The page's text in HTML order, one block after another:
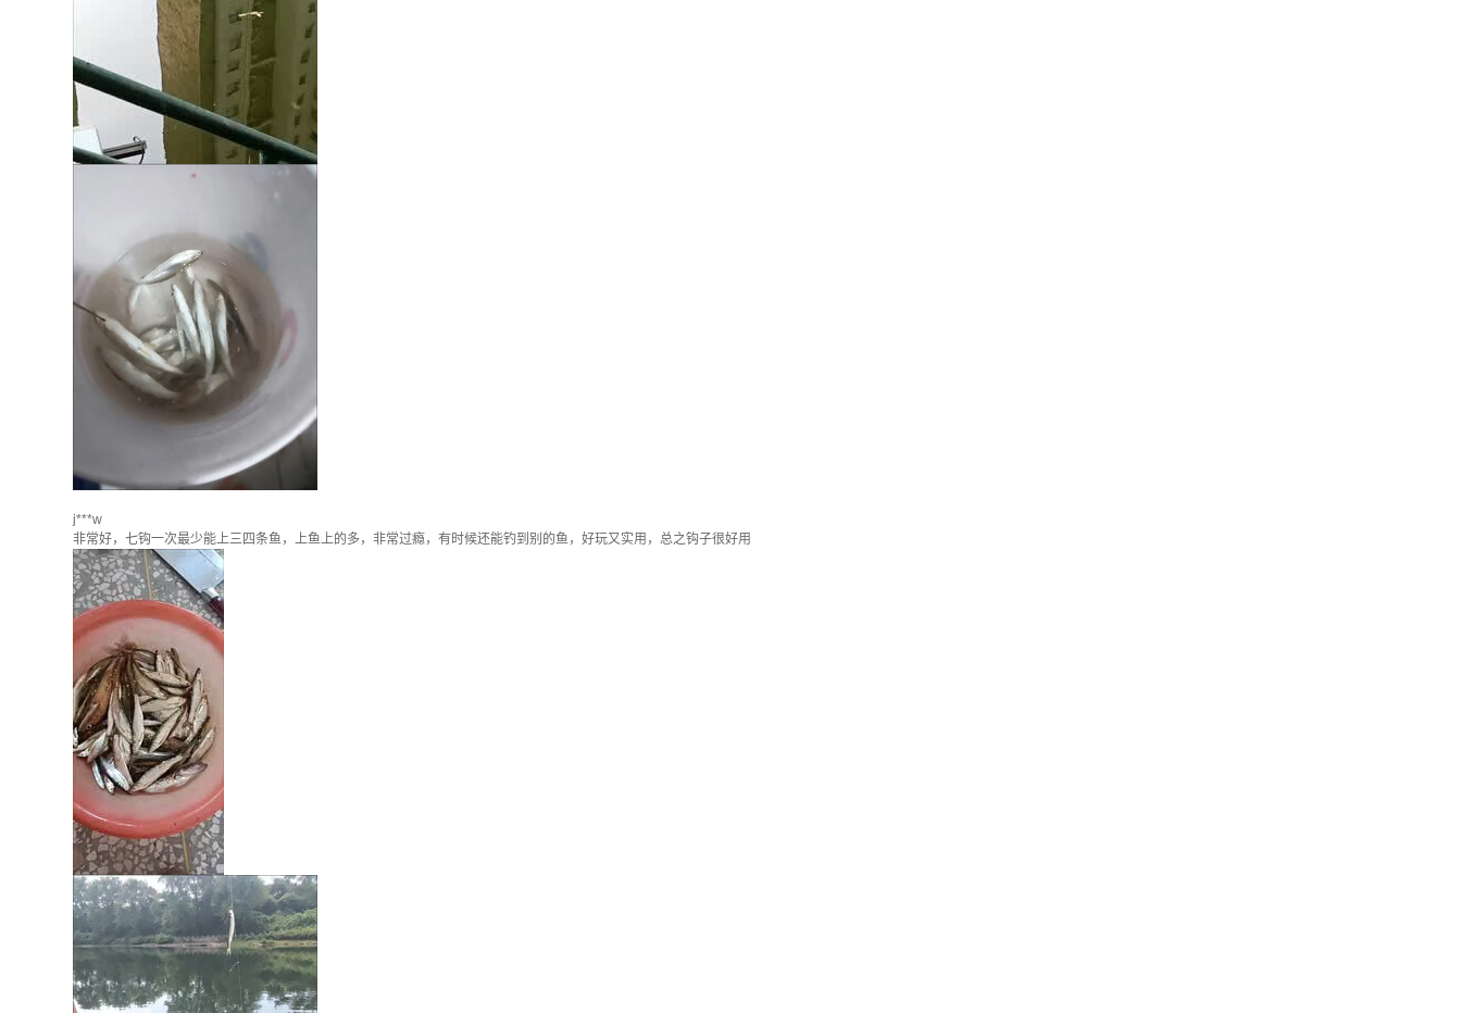
j***w
非常好，七钩一次最少能上三四条鱼，上鱼上的多，非常过瘾，有时候还能钓到别的鱼，好玩又实用，总之钩子很好用